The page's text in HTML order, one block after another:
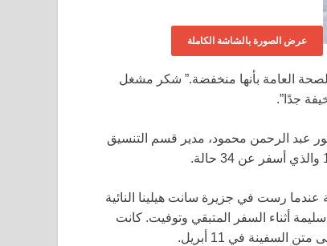
عرض الصورة بالشاشة الكاملة
العامة بأنها منخفضة.” شكر مشغل
جدًا”.
عبد الرحمن محمود، مدير قسم التنسيق
12 دولة قد غادروا السفينة عندما رست في جزيرة سانت هيلينا النائية
أثناء السفر المتبقي وتوفيت. كانت
في 11 أبريل.